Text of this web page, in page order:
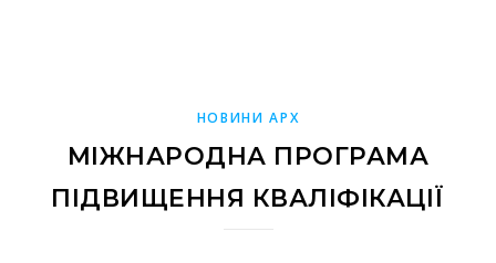
НОВИНИ АРХ
МІЖНАРОДНА ПРОГРАМА
ПІДВИЩЕННЯ КВАЛІФІКАЦІЇ